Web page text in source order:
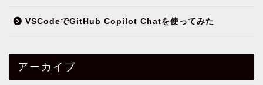
VSCodeでGitHub Copilot Chatを使ってみた
アーカイブ